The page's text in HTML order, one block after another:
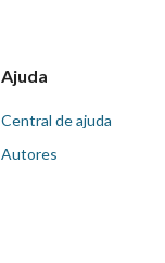
Ajuda
Central de ajuda
Autores